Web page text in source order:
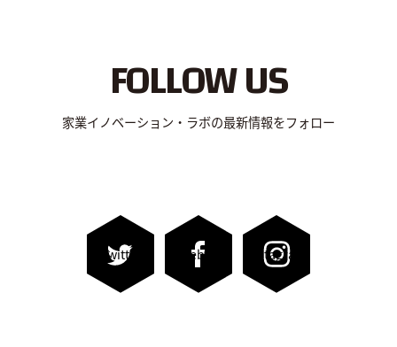
FOLLOW US
家業イノベーション・ラボの最新情報をフォロー
Twitter Facebook Instagram